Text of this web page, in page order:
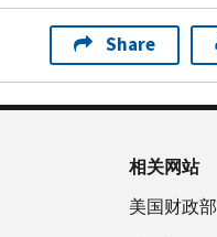
Share
相关网站
美国财政部